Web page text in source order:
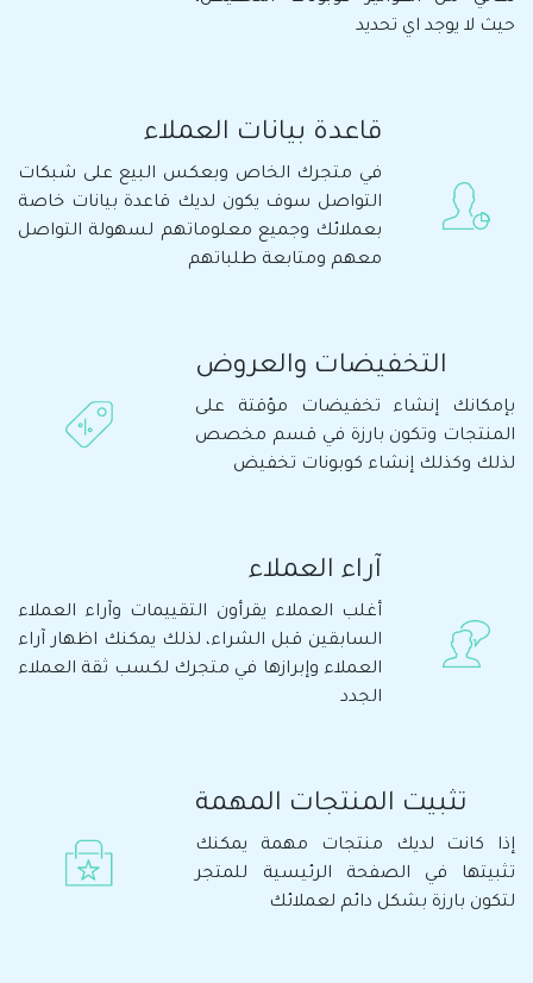
حيث لا يوجد اي تحديد
قاعدة بيانات العملاء
في متجرك الخاص وبعكس البيع على شبكات
التواصل سوف يكون لديك قاعدة بيانات خاصة
بعملائك وجميع معلوماتهم لسهولة التواصل
معهم ومتابعة طلباتهم
التخفيضات والعروض
بإمكانك إنشاء تخفيضات مؤقتة على
المنتجات وتكون بارزة في قسم مخصص
لذلك وكذلك إنشاء كوبونات تخفيض
آراء العملاء
أغلب العملاء يقرأون التقييمات وآراء العملاء
السابقين قبل الشراء، لذلك يمكنك اظهار آراء
العملاء وإبرازها في متجرك لكسب ثقة العملاء
الجدد
تثبيت المنتجات المهمة
إذا كانت لديك منتجات مهمة يمكنك
تثبيتها في الصفحة الرئيسية للمتجر
لتكون بارزة بشكل دائم لعملائك